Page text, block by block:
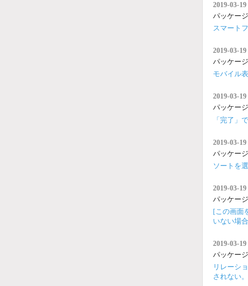
2019-03-19
パッケー
スマート
2019-03-19
パッケー
モバイル
2019-03-19
パッケー
「完了」
2019-03-19
パッケー
ソートを
2019-03-19
パッケー
[この画面
いない場
2019-03-19
パッケー
リレーシ
されない。